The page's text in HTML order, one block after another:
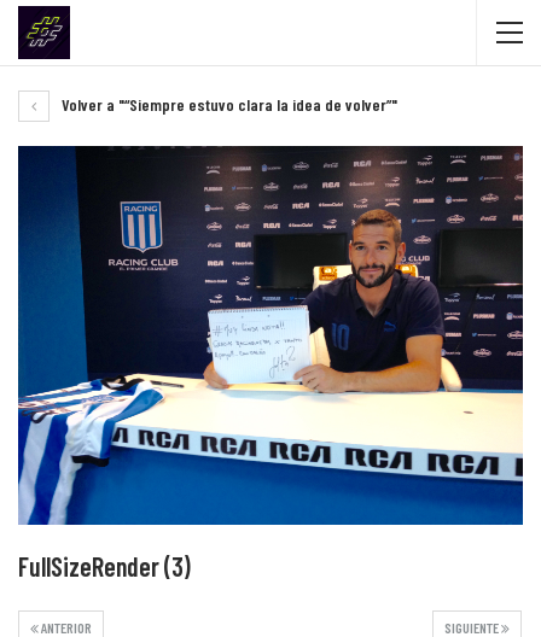
Volver a "“Siempre estuvo clara la idea de volver”"
FullSizeRender (3)
SIGUIENTE
ANTERIOR